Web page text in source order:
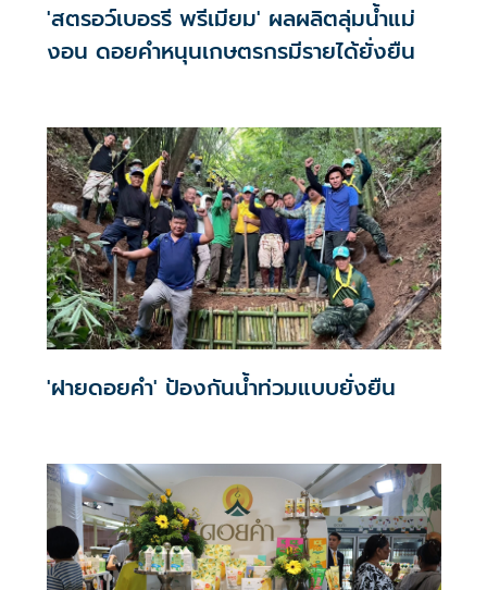
'สตรอว์เบอรรี พรีเมียม' ผลผลิตลุ่มน้ำแม่
งอน ดอยคำหนุนเกษตรกรมีรายได้ยั่งยืน
'ฝายดอยคำ' ป้องกันน้ำท่วมแบบยั่งยืน